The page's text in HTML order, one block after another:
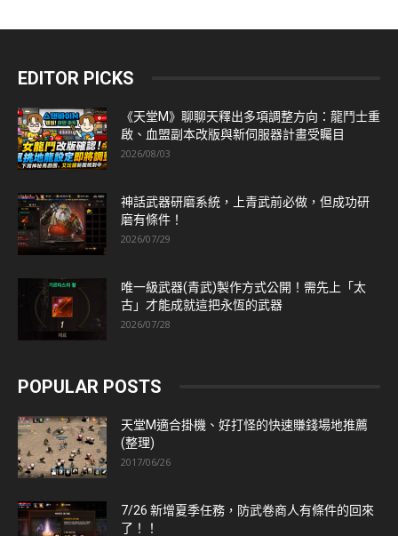
EDITOR PICKS
《天堂M》聊聊天釋出多項調整方向：龍鬥士重
啟、血盟副本改版與新伺服器計畫受矚目
2026/08/03
神話武器研磨系統，上青武前必做，但成功研
磨有條件！
2026/07/29
唯一級武器(青武)製作方式公開！需先上「太
古」才能成就這把永恆的武器
2026/07/28
POPULAR POSTS
天堂M適合掛機、好打怪的快速賺錢場地推薦
(整理)
2017/06/26
7/26 新增夏季任務，防武卷商人有條件的回來
了！！